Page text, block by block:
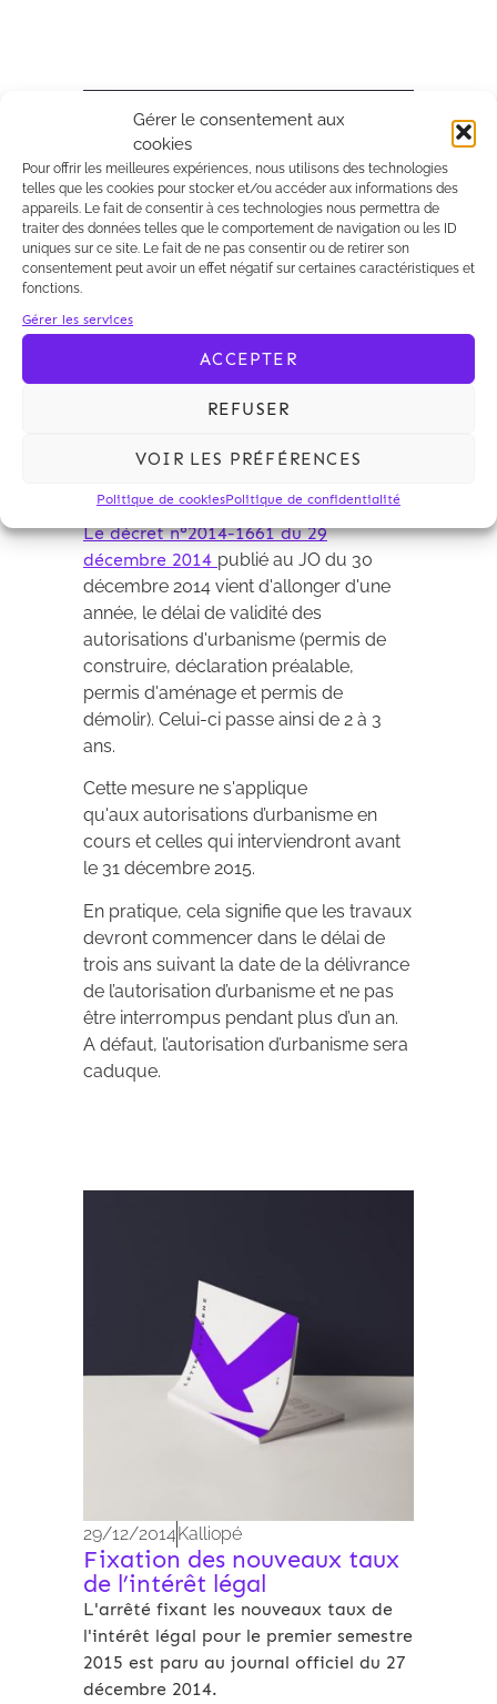
Gérer le consentement aux
cookies
Pour offrir les meilleures expériences, nous utilisons des technologies
telles que les cookies pour stocker et/ou accéder aux informations des
appareils. Le fait de consentir à ces technologies nous permettra de
traiter des données telles que le comportement de navigation ou les ID
uniques sur ce site. Le fait de ne pas consentir ou de retirer son
consentement peut avoir un effet négatif sur certaines caractéristiques et
fonctions.
Gérer les services
ACCEPTER
REFUSER
VOIR LES PRÉFÉRENCES
Politique de cookiesPolitique de confidentialité
Archives 2010-2021
Le délai de validité des
est allongé
Le décret n°2014-1661 du 29
décembre 2014 publié au JO du 30
décembre 2014 vient d'allonger d'une
année, le délai de validité des
autorisations d'urbanisme (permis de
construire, déclaration préalable,
permis d'aménage et permis de
démolir). Celui-ci passe ainsi de 2 à 3
ans.
Cette mesure ne s'applique
qu'aux autorisations d’urbanisme en
cours et celles qui interviendront avant
le 31 décembre 2015.
En pratique, cela signifie que les travaux
devront commencer dans le délai de
trois ans suivant la date de la délivrance
de l’autorisation d’urbanisme et ne pas
être interrompus pendant plus d’un an.
A défaut, l’autorisation d’urbanisme sera
caduque.
29/12/2014Kalliopé
Fixation des nouveaux taux
de l’intérêt légal
L'arrêté fixant les nouveaux taux de
l'intérêt légal pour le premier semestre
2015 est paru au journal officiel du 27
décembre 2014.